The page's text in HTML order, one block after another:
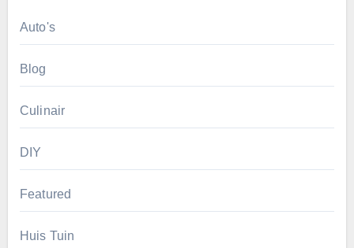
Auto's
Blog
Culinair
DIY
Featured
Huis Tuin